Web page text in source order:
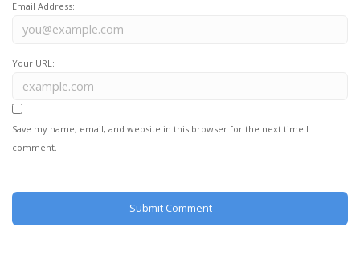
Email Address:
Your URL:
Save my name, email, and website in this browser for the next time I
comment.